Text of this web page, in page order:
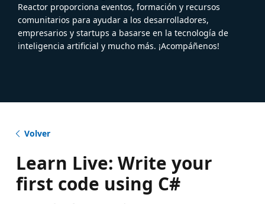
Reactor proporciona eventos, formación y recursos
comunitarios para ayudar a los desarrolladores,
empresarios y startups a basarse en la tecnología de
inteligencia artificial y mucho más. ¡Acompáñenos!
Volver
Learn Live: Write your
first code using C#